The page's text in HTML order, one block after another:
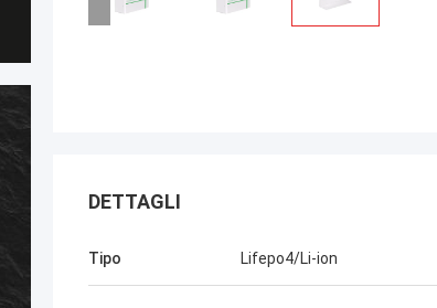
Stanley Ukaoha
mai incontrato, molto educato, e sempre
DETTAGLI
Tipo Lifepo4/Li-ion